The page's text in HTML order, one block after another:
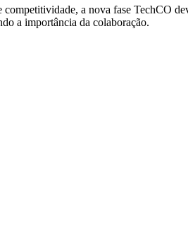
a nova fase TechCO
a importância da colaboração.